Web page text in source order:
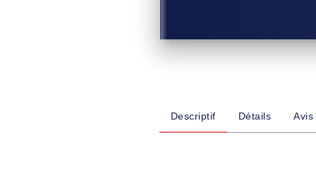
Descriptif Détails Avis